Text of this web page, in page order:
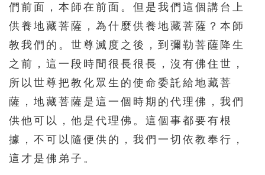
們前面，本師在前面。但是我們這個講台上
供養地藏菩薩，為什麼供養地藏菩薩？本師
教我們的。世尊滅度之後，到彌勒菩薩降生
之前，這一段時間很長很長，沒有佛住世，
所以世尊把教化眾生的使命委託給地藏菩
薩，地藏菩薩是這一個時期的代理佛，我們
供他可以，他是代理佛。這個事都要有根
據，不可以隨便供的，我們一切依教奉行，
這才是佛弟子。